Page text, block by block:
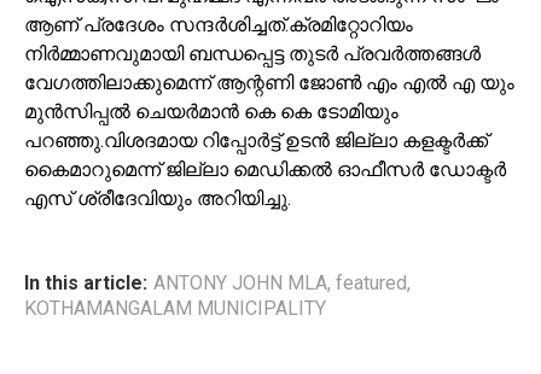
ആണ് പ്രദേശം സന്ദർശിച്ചത്.ക്രമിറ്റോറിയം
നിർമ്മാണവുമായി ബന്ധപ്പെട്ട തുടർ പ്രവർത്തങ്ങൾ
വേഗത്തിലാക്കുമെന്ന് ആന്റണി ജോൺ എം എൽ എ യും
മുൻസിപ്പൽ ചെയർമാൻ കെ കെ ടോമിയും
പറഞ്ഞു.വിശദമായ റിപ്പോർട്ട് ഉടൻ ജില്ലാ കളക്ടർക്ക്
കൈമാറുമെന്ന് ജില്ലാ മെഡിക്കൽ ഓഫീസർ ഡോക്ടർ
എസ് ശ്രീദേവിയും അറിയിച്ചു.
In this article: ANTONY JOHN MLA, featured,
KOTHAMANGALAM MUNICIPALITY